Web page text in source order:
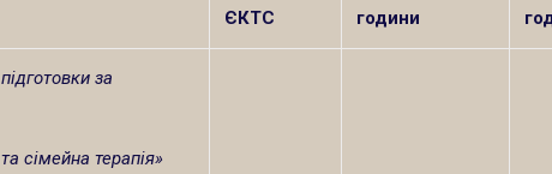
ЄКТС
години
за
сімейна терапія»